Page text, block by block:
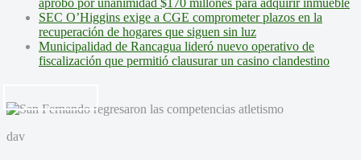
aprobó por unanimidad $170 millones para adquirir inmueble
SEC O’Higgins exige a CGE comprometer plazos en la
recuperación de hogares que siguen sin luz
Municipalidad de Rancagua lideró nuevo operativo de
fiscalización que permitió clausurar un casino clandestino
dav